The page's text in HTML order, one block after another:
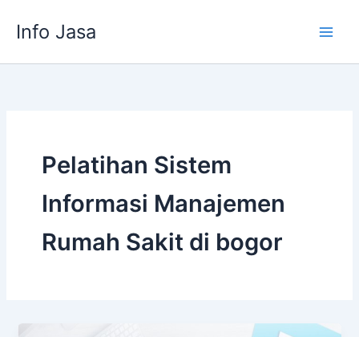
Info Jasa
Pelatihan Sistem
Informasi Manajemen
Rumah Sakit di bogor